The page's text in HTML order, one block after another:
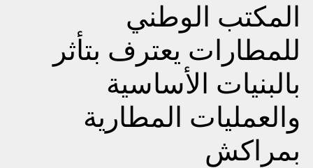
المكتب الوطني
للمطارات يعترف بتأثر
بالبنيات الأساسية
والعمليات المطارية
بمراكش